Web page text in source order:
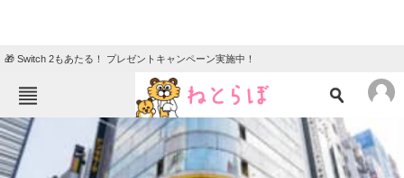
🎁 Switch 2もあたる！ プレゼントキャンペーン実施中！
ねとらぼメニュー
TOP ニュース